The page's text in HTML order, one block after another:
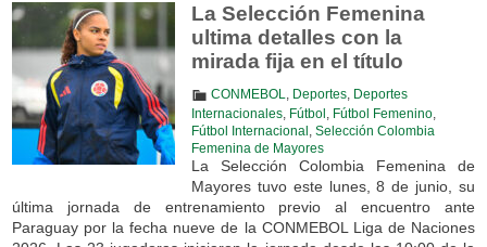
La Selección Femenina
ultima detalles con la
mirada fija en el título
CONMEBOL Deportes,
Deportes
Internacionales, Fútbol Fútbol Femenino,
Fútbol Internacional
Selección Colombia
Femenina de Mayores
La Selección Colombia Femenina de
Mayores tuvo este lunes, 8 de junio, su
última jornada de entrenamiento previo al encuentro ante
Paraguay por la fecha nueve de la CONMEBOL Liga de Naciones